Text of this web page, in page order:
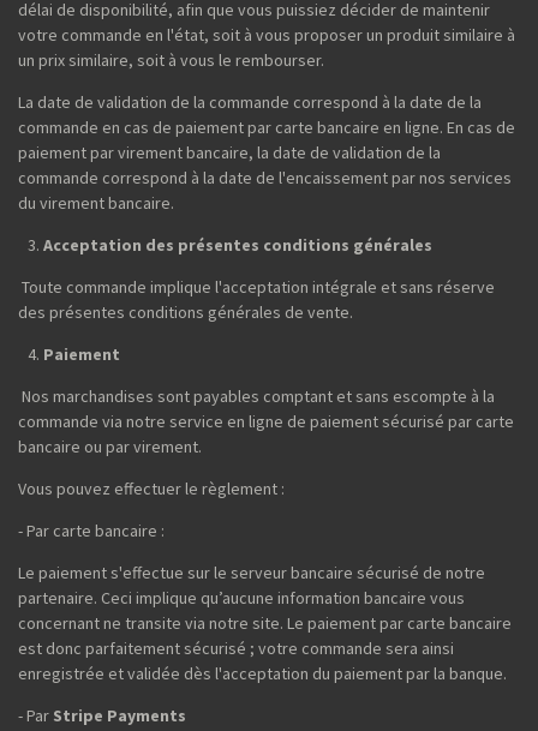
délai de disponibilité, afin que vous puissiez décider de maintenir
votre commande en l'état, soit à vous proposer un produit similaire à
un prix similaire, soit à vous le rembourser.
La date de validation de la commande correspond à la date de la
commande en cas de paiement par carte bancaire en ligne. En cas de
paiement par virement bancaire, la date de validation de la
commande correspond à la date de l'encaissement par nos services
du virement bancaire.
Acceptation des présentes conditions générales
Toute commande implique l'acceptation intégrale et sans réserve
des présentes conditions générales de vente.
Paiement
Nos marchandises sont payables comptant et sans escompte à la
commande via notre service en ligne de paiement sécurisé par carte
bancaire ou par virement.
Vous pouvez effectuer le règlement :
- Par carte bancaire :
Le paiement s'effectue sur le serveur bancaire sécurisé de notre
partenaire. Ceci implique qu’aucune information bancaire vous
concernant ne transite via notre site. Le paiement par carte bancaire
est donc parfaitement sécurisé ; votre commande sera ainsi
enregistrée et validée dès l'acceptation du paiement par la banque.
- Par Stripe Payments